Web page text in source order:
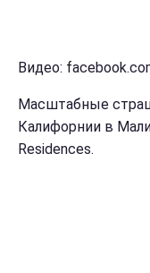
Видео:
Масштабные
Калифорнии в
Residences.